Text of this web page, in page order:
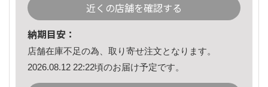
近くの店舗を確認する
納期目安：
店舗在庫不足の為、取り寄せ注文となります。
2026.08.12 22:22頃のお届け予定です。